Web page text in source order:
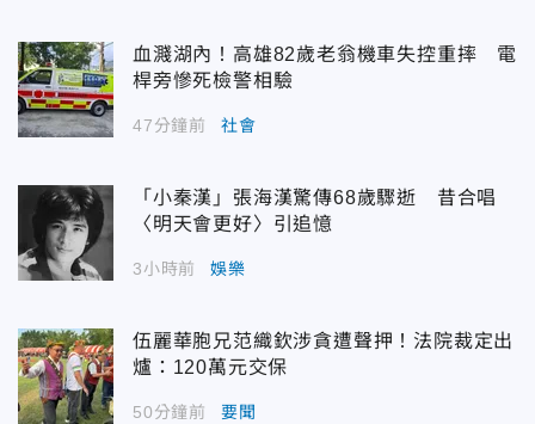
血濺湖內！高雄82歲老翁機車失控重摔 電
桿旁慘死檢警相驗
47分鐘前 社會
「小秦漢」張海漢驚傳68歲驟逝 昔合唱
〈明天會更好〉引追憶
3小時前 娛樂
伍麗華胞兄范織欽涉貪遭聲押！法院裁定出
爐：120萬元交保
50分鐘前 要聞